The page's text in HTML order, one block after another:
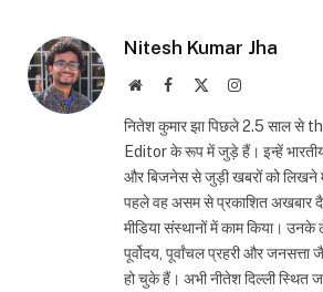
Nitesh Kumar Jha
WebsiteFacebook Instagram
नितेश कुमार झा पिछले 2.5 साल से
Editor के रूप में जुड़े हैं। इन्हें
और बिजनेस से जुड़ी खबरों को लिखने
पहले वह असम से प्रकाशित अखबार
मीडिया संस्थानों में काम किया।
पूर्वोदय, पूर्वांचल प्रहरी और
हो चुके हैं। अभी नीतेश दिल्ली स्थित